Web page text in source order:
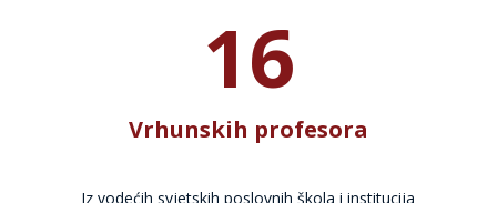
16
Vrhunskih profesora
Iz vodećih svjetskih poslovnih škola i institucija